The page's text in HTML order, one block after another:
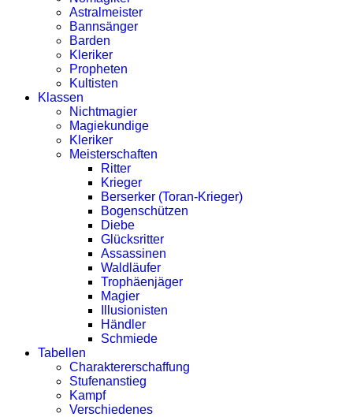
Astralmeister
Bannsänger
Barden
Kleriker
Propheten
Kultisten
Klassen
Nichtmagier
Magiekundige
Kleriker
Meisterschaften
Ritter
Krieger
Berserker (Toran-Krieger)
Bogenschützen
Diebe
Glücksritter
Assassinen
Waldläufer
Trophäenjäger
Magier
Illusionisten
Händler
Schmiede
Tabellen
Charaktererschaffung
Stufenanstieg
Kampf
Verschiedenes